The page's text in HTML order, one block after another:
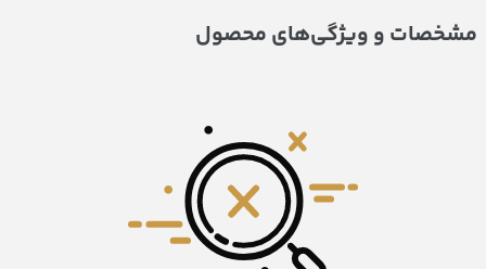
مشخصات و ویژگی‌های محصول